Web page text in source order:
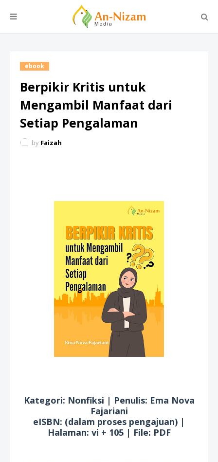
ebook
Berpikir Kritis untuk
Mengambil Manfaat dari
Setiap Pengalaman
by Faizah
Kategori: Nonfiksi | Penulis: Ema Nova
Fajariani
eISBN: (dalam proses pengajuan) |
Halaman: vi + 105 | File: PDF